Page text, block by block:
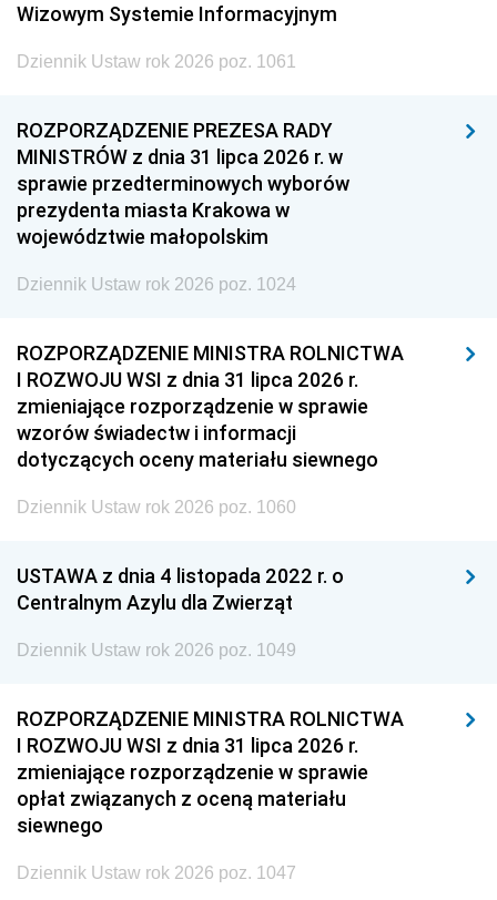
Wizowym Systemie Informacyjnym
Dziennik Ustaw rok 2026 poz. 1061
ROZPORZĄDZENIE PREZESA RADY
MINISTRÓW z dnia 31 lipca 2026 r. w
sprawie przedterminowych wyborów
prezydenta miasta Krakowa w
województwie małopolskim
Dziennik Ustaw rok 2026 poz. 1024
ROZPORZĄDZENIE MINISTRA ROLNICTWA
I ROZWOJU WSI z dnia 31 lipca 2026 r.
zmieniające rozporządzenie w sprawie
wzorów świadectw i informacji
dotyczących oceny materiału siewnego
Dziennik Ustaw rok 2026 poz. 1060
USTAWA z dnia 4 listopada 2022 r. o
Centralnym Azylu dla Zwierząt
Dziennik Ustaw rok 2026 poz. 1049
ROZPORZĄDZENIE MINISTRA ROLNICTWA
I ROZWOJU WSI z dnia 31 lipca 2026 r.
zmieniające rozporządzenie w sprawie
opłat związanych z oceną materiału
siewnego
Dziennik Ustaw rok 2026 poz. 1047